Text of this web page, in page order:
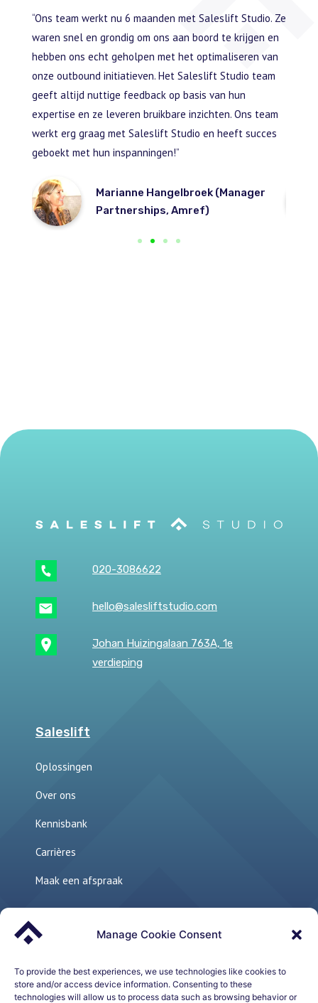
Manage Cookie Consent
To provide the best experiences, we use technologies like cookies to
store and/or access device information. Consenting to these
technologies will allow us to process data such as browsing behavior or
“Ons team werkt nu 6 maanden met Saleslift Studio. Ze
waren snel en grondig om ons aan boord te krijgen en
hebben ons echt geholpen met het optimaliseren van
onze outbound initiatieven. Het Saleslift Studio team
geeft altijd nuttige feedback op basis van hun
expertise en ze leveren bruikbare inzichten. Ons team
werkt erg graag met Saleslift Studio en heeft succes
geboekt met hun inspanningen!”
Marianne Hangelbroek (Manager
Partnerships, Amref)
020-3086622
hello@salesliftstudio.com
Johan Huizingalaan 763A, 1e
verdieping
Saleslift
Oplossingen
Over ons
Kennisbank
Carrières
Maak een afspraak
Links
The perfect sales environment
Sales Development Playbook – Whitepaper